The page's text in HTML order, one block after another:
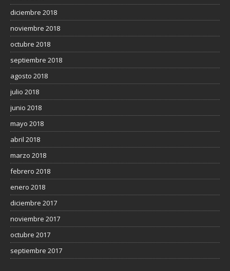
diciembre 2018
noviembre 2018
octubre 2018
septiembre 2018
agosto 2018
julio 2018
junio 2018
mayo 2018
abril 2018
marzo 2018
febrero 2018
enero 2018
diciembre 2017
noviembre 2017
octubre 2017
septiembre 2017